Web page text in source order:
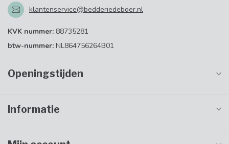
klantenservice@bedderiedeboer.nl
KVK nummer: 88735281
btw-nummer: NL864756264B01
Openingstijden
Informatie